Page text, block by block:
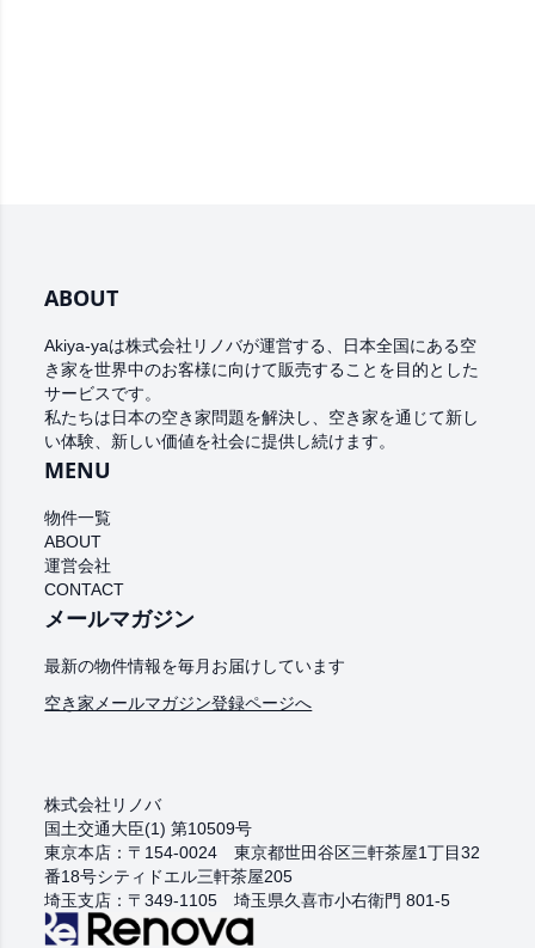
ABOUT
Akiya-yaは株式会社リノバが運営する、日本全国にある空
き家を世界中のお客様に向けて販売することを目的とした
サービスです。
私たちは日本の空き家問題を解決し、空き家を通じて新し
い体験、新しい価値を社会に提供し続けます。
MENU
物件一覧
ABOUT
運営会社
CONTACT
メールマガジン
最新の物件情報を毎月お届けしています
空き家メールマガジン登録ページへ
株式会社リノバ
国土交通大臣(1) 第10509号
東京本店：〒154-0024 東京都世田谷区三軒茶屋1丁目32
番18号シティドエル三軒茶屋205
埼玉支店：〒349-1105 埼玉県久喜市小右衛門 801-5